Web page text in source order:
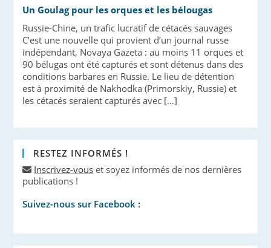
Un Goulag pour les orques et les bélougas
Russie-Chine, un trafic lucratif de cétacés sauvages
C’est une nouvelle qui provient d’un journal russe
indépendant, Novaya Gazeta : au moins 11 orques et
90 bélugas ont été capturés et sont détenus dans des
conditions barbares en Russie. Le lieu de détention
est à proximité de Nakhodka (Primorskiy, Russie) et
les cétacés seraient capturés avec […]
RESTEZ INFORMÉS !
Inscrivez-vous et soyez informés de nos dernières
publications !
Suivez-nous sur Facebook :